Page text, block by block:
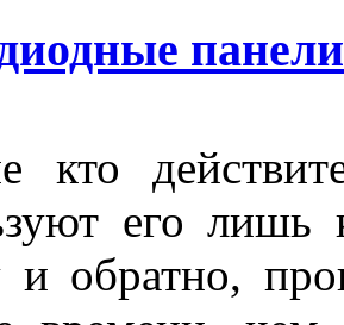
кто
его лишь
и обратно,